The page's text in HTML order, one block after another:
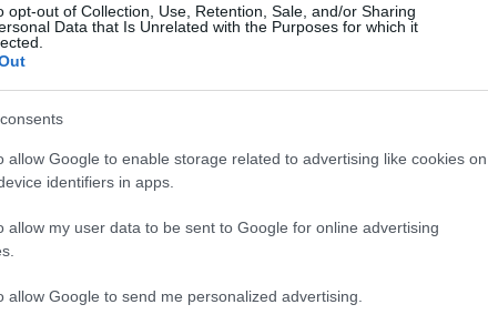
opt-out of Collection, Use, Retention, Sale, and/or Sharing
Data that Is Unrelated with the Purposes for which it
allow Google to enable storage related to advertising like cookies on
identifiers in apps.
allow my user data to be sent to Google for online advertising
allow Google to send me personalized advertising.
di Forza Italia o altri moderati
allargare la maggioranza con cui tenere
eventuali scossoni o ripensamenti di
di rafforzare il potere contrattuale del
negli enti e nelle partecipate
in continuità con quanto avvenuto
del Consiglio.
un gioco di prestigio: il fatto di poter
Dem eletti sotto la sua
al Senato e altri renziani non hanno